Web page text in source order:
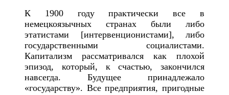
К 1900 году практически все в
немецкоязычных странах были либо
этатистами [интервенционистами], либо
государственными социалистами.
Капитализм рассматривался как плохой
эпизод, который, к счастью, закончился
навсегда. Будущее принадлежало
«государству». Все предприятия, пригодные